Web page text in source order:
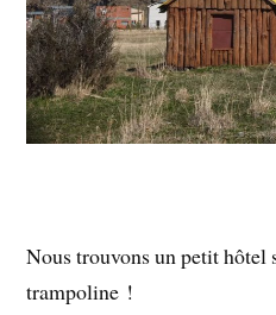
Nous trouvons un petit
trampoline !